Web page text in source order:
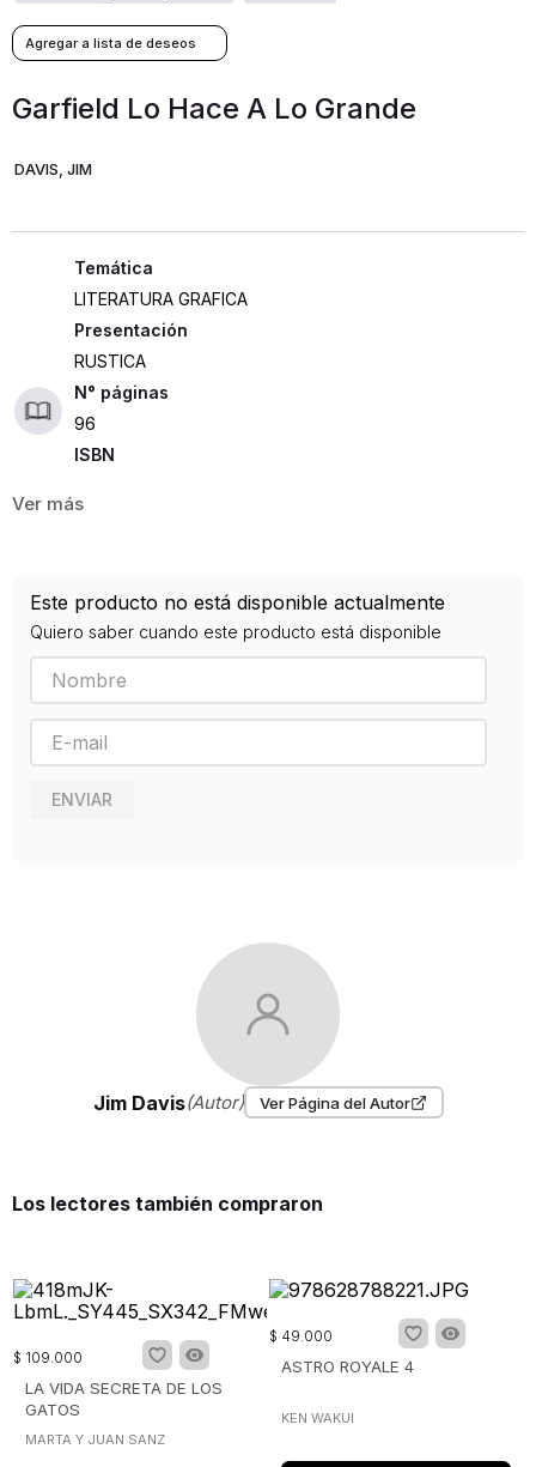
Garfield Lo Hace A Lo Grande
DAVIS, JIM
LITERATURA GRAFICA
Presentación
RUSTICA
96
ISBN
Editorial
0
Este producto no está disponible actualmente
Quiero saber cuando este producto está disponible
ENVIAR
Jim Davis(Autor) Ver Página del Autor
Los lectores también compraron
$ 109.000
LA VIDA SECRETA DE LOS
GATOS
MARTA Y JUAN SANZ
$ 49.000
ASTRO ROYALE 4
KEN WAKUI